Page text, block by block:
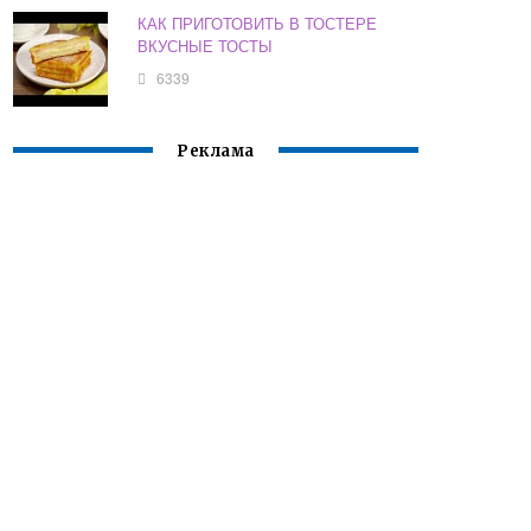
КАК ПРИГОТОВИТЬ В ТОСТЕРЕ
ВКУСНЫЕ ТОСТЫ
6339
Реклама